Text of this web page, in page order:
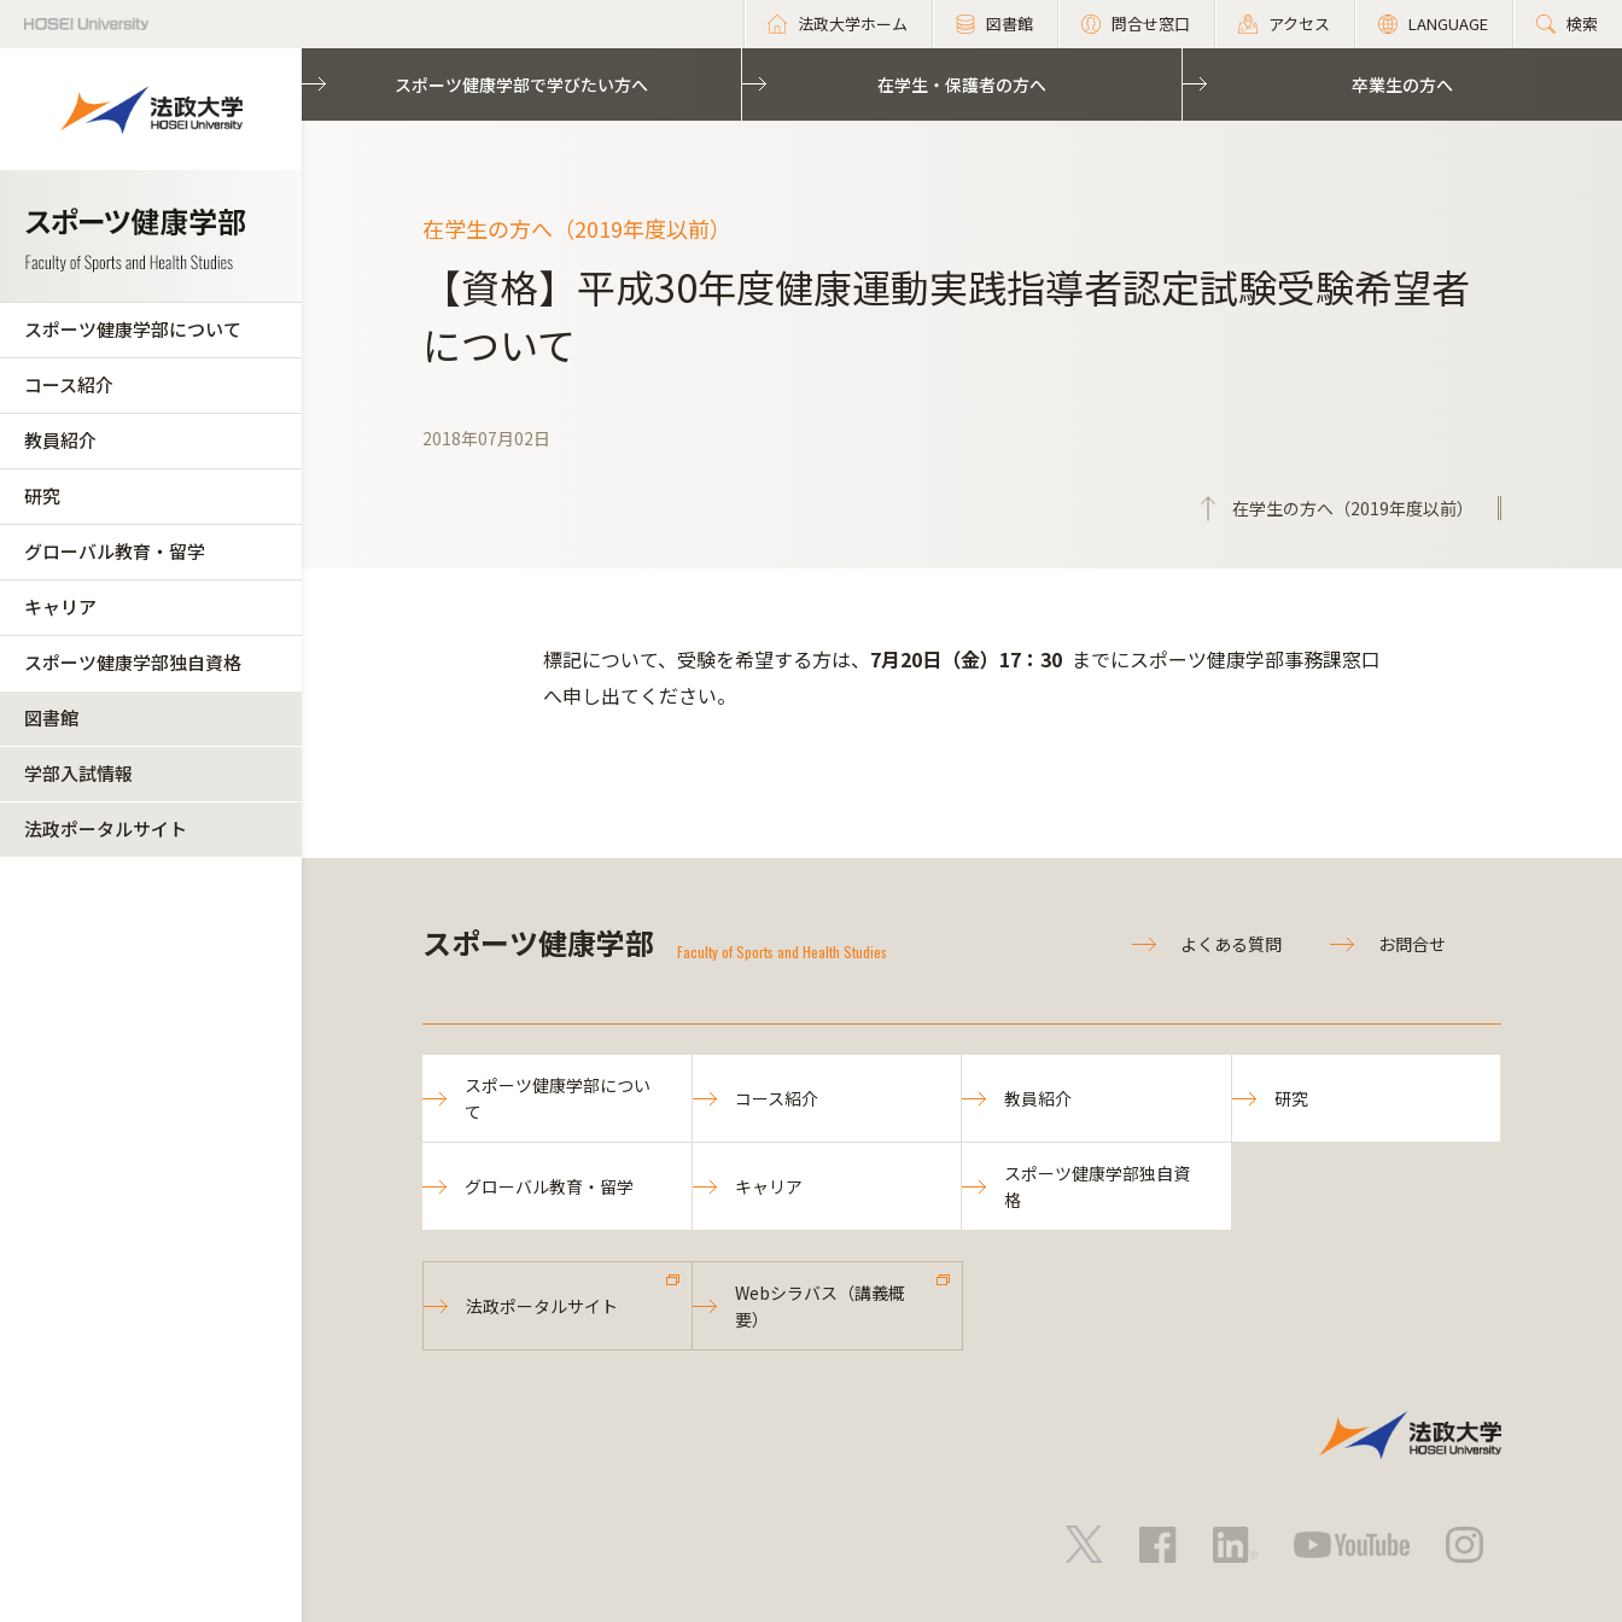
法政大学ホーム 図書館 問合せ窓口 アクセス LANGUAGE 検索
スポーツ健康学部について
コース紹介
教員紹介
研究
グローバル教育・留学
キャリア
スポーツ健康学部独自資格
図書館
学部入試情報
法政ポータルサイト
スポーツ健康学部で学びたい方へ 在学生・保護者の方へ 卒業生の方へ
在学生の方へ（2019年度以前）
【資格】平成30年度健康運動実践指導者認定試験受験希望者
について
2018年07月02日
在学生の方へ（2019年度以前）
標記について、受験を希望する方は、 7月20日（金）17：30 までにスポーツ健康学部事務課窓口
へ申し出てください。
スポーツ健康学部 Faculty of Sports and Health Studies よくある質問 お問合せ
スポーツ健康学部につい
て
コース紹介 教員紹介 研究
グローバル教育・留学 キャリア
スポーツ健康学部独自資
格
法政ポータルサイト
Webシラバス（講義概
要）